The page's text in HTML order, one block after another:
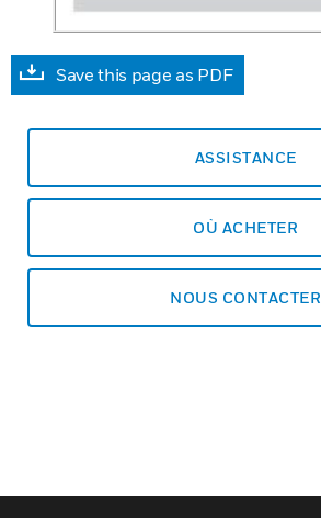
Save this page as PDF
ASSISTANCE
OÙ ACHETER
NOUS CONTACTER